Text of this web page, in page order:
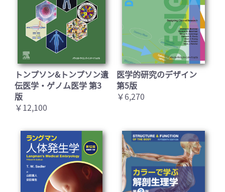
トンプソン&トンプソン遺
伝医学・ゲノム医学 第3
版
￥12,100
医学的研究のデザイン
第5版
￥6,270